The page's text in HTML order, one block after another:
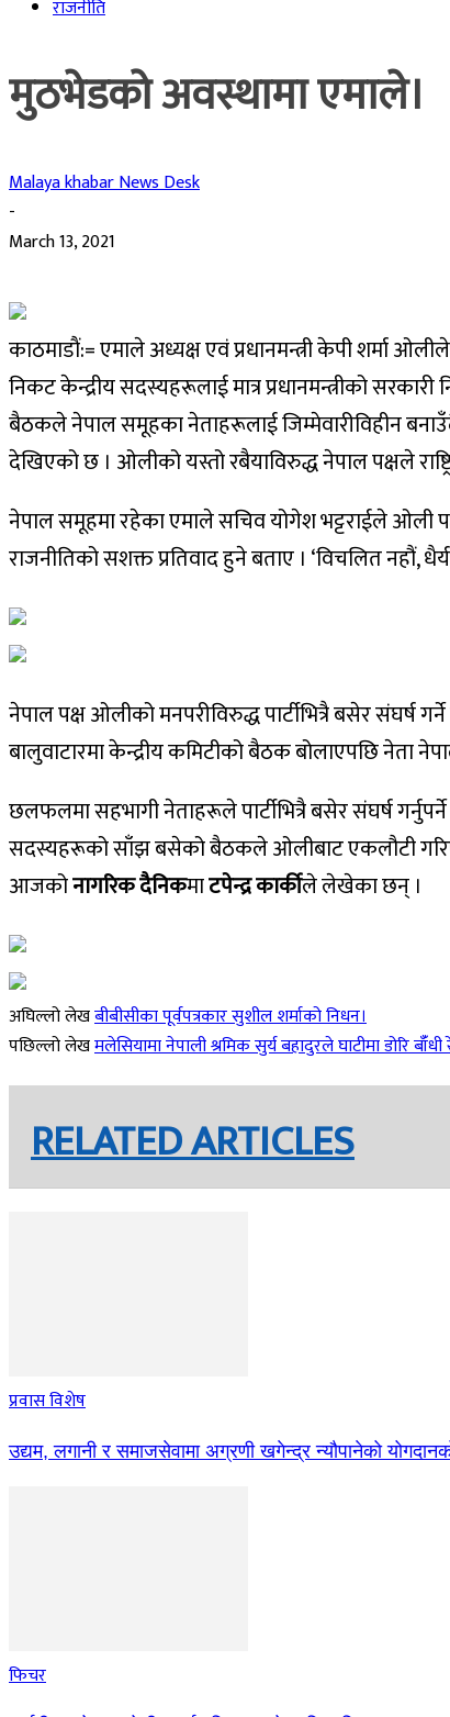
राजनीति
मुठभेडको अवस्थामा एमाले।
Malaya khabar News Desk
-
March 13, 2021
काठमाडाैं:= एमाले अध्यक्ष एवं प्रधानमन्त्री केपी शर्मा
निकट केन्द्रीय सदस्यहरूलाई मात्र प्रधानमन्त्रीको
बैठकले नेपाल समूहका नेताहरूलाई जिम्मेवारीविहीन
देखिएको छ । ओलीको यस्तो रबैयाविरुद्ध नेपाल पक्षले
नेपाल समूहमा रहेका एमाले सचिव योगेश भट्टराईले ओली
राजनीतिको सशक्त प्रतिवाद हुने बताए । ‘विचलित नहौं,
नेपाल पक्ष ओलीको मनपरीविरुद्ध पार्टीभित्रै बसेर संघर्ष
बालुवाटारमा केन्द्रीय कमिटीको बैठक बोलाएपछि
छलफलमा सहभागी नेताहरूले पार्टीभित्रै बसेर संघर्ष
सदस्यहरूको साँझ बसेको बैठकले ओलीबाट एकलौटी गरिएको
आजकोनागरिक दैनिकमाटपेन्द्र कार्कीले लेखेका छन् ।
अघिल्लो लेखबीबीसीका पूर्वपत्रकार सुशील शर्माको निधन।
पछिल्लो लेखमलेसियामा नेपाली श्रमिक सुर्य बहादुरले घाटीमा डोरि
RELATED ARTICLES
प्रवास विशेष
उद्यम, लगानी र समाजसेवामा अग्रणी खगेन्द्र न्यौपानेको
फिचर